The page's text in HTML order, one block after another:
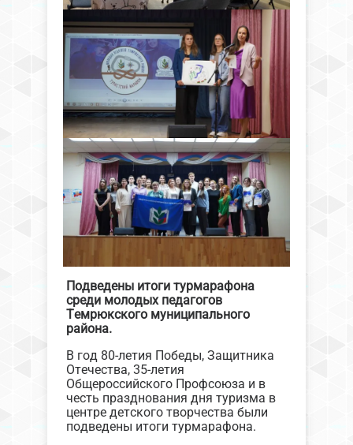
Подведены итоги турмарафона
среди молодых педагогов
Темрюкского муниципального
района.
В год 80-летия Победы, Защитника
Отечества, 35-летия
Общероссийского Профсоюза и в
честь празднования дня туризма в
центре детского творчества были
подведены итоги турмарафона.